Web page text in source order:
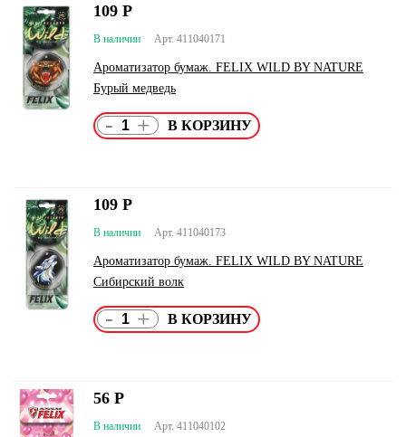
Арт. 411040171
В наличии
Ароматизатор бумаж. FELIX WILD BY NATURE
Бурый медведь
109 Р
- +
Арт. 411040173
В наличии
Ароматизатор бумаж. FELIX WILD BY NATURE
Сибирский волк
109 Р
- +
Арт. 411040102
В наличии
56 Р